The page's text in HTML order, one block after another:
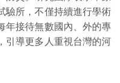
驗所，不僅持續進行學術
年接待無數國內、外的專
引導更多人重視台灣的河